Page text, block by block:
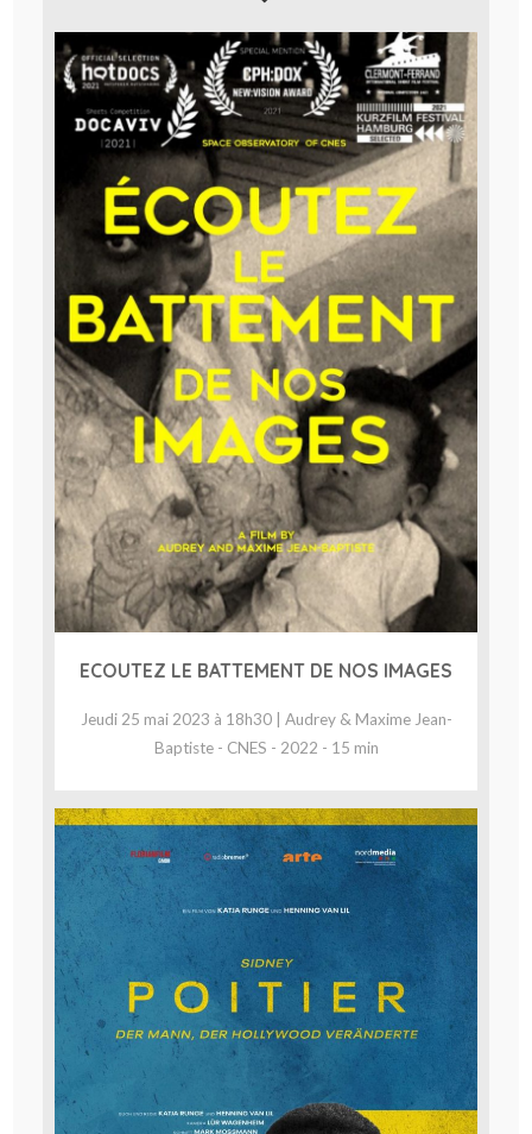
ECOUTEZ LE BATTEMENT DE NOS IMAGES
Jeudi 25 mai 2023 à 18h30 | Audrey & Maxime Jean-
Baptiste - CNES - 2022 - 15 min